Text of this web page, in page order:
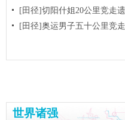
[田径]切阳什姐20公里竞走
[田径]奥运男子五十公里竞
世界诸强